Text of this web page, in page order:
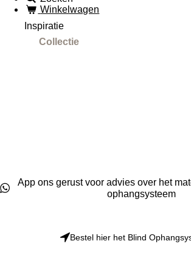
Winkelwagen
Inspiratie
Collectie
App ons gerust voor advies over het
ophangsysteem
Bestel hier het Blind